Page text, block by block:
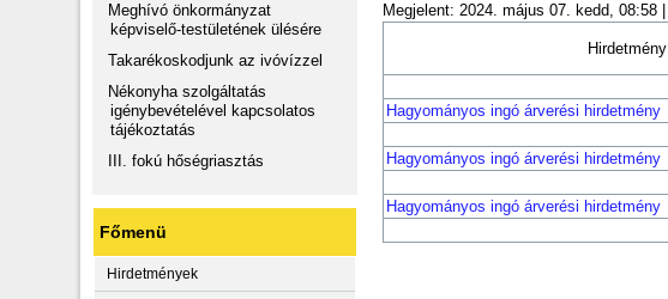
Meghívó önkormányzat
képviselő-testületének ülésére
Takarékoskodjunk az ivóvízzel
Nékonyha szolgáltatás
igénybevételével kapcsolatos
tájékoztatás
III. fokú hőségriasztás
Főmenü
Hirdetmények
Megjelent: 2024. május 07. kedd, 08:58
Hirdetmény
Hagyományos ingó árverési hirdetmény
Hagyományos ingó árverési hirdetmény
Hagyományos ingó árverési hirdetmény